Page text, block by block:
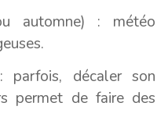
automne) : météo
: parfois, décaler son
permet de faire des